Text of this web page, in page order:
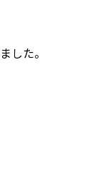
した。